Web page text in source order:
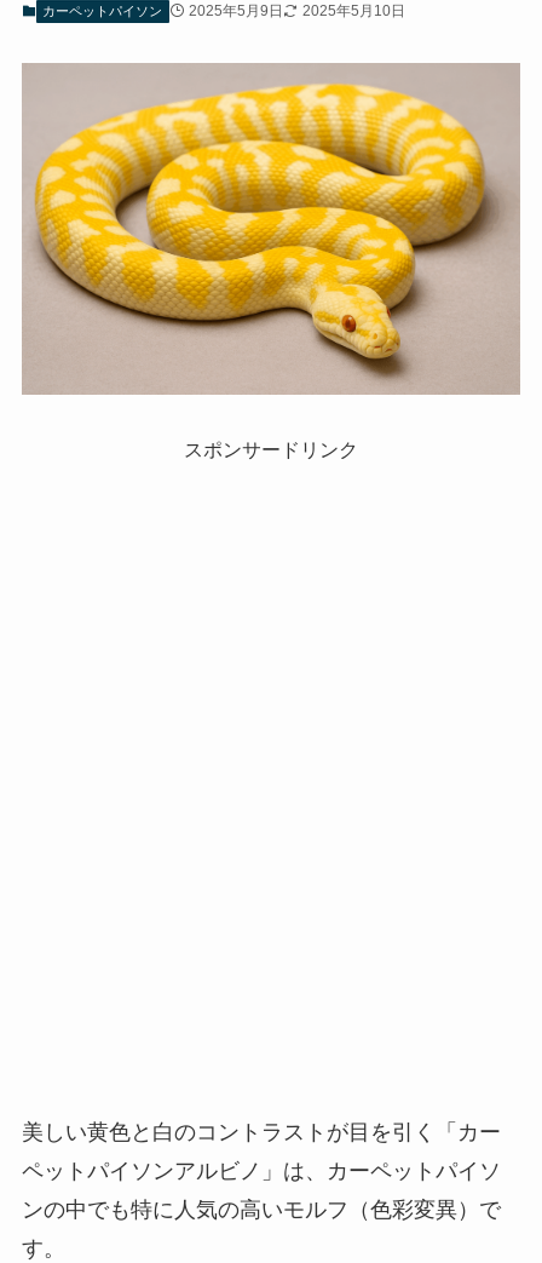
カーペットパイソン 2025年5月9日 2025年5月10日
スポンサードリンク
美しい黄色と白のコントラストが目を引く「カー
ペットパイソンアルビノ」は、カーペットパイソ
ンの中でも特に人気の高いモルフ（色彩変異）で
す。